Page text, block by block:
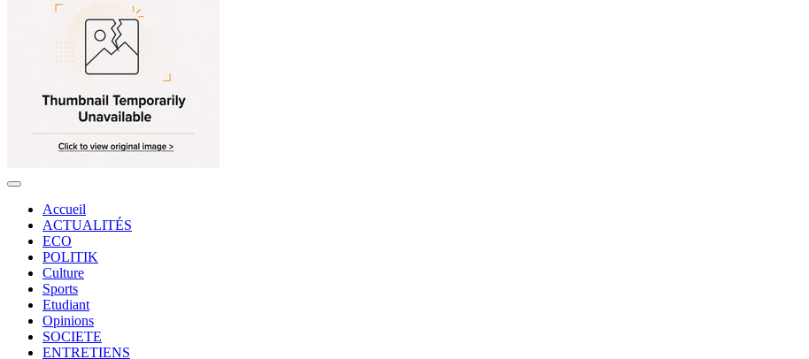
Accueil
ACTUALITÉS
ECO
POLITIK
Culture
Sports
Etudiant
Opinions
SOCIETE
ENTRETIENS